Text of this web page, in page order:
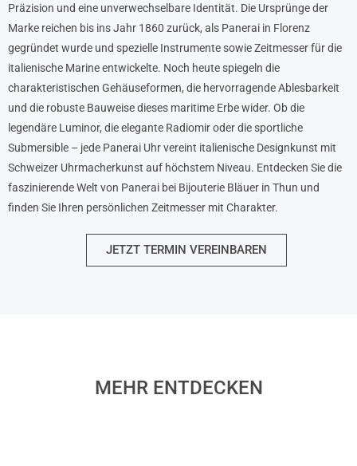
Präzision und eine unverwechselbare Identität. Die Ursprünge der
Marke reichen bis ins Jahr 1860 zurück, als Panerai in Florenz
gegründet wurde und spezielle Instrumente sowie Zeitmesser für die
italienische Marine entwickelte. Noch heute spiegeln die
charakteristischen Gehäuseformen, die hervorragende Ablesbarkeit
und die robuste Bauweise dieses maritime Erbe wider. Ob die
legendäre Luminor, die elegante Radiomir oder die sportliche
Submersible – jede Panerai Uhr vereint italienische Designkunst mit
Schweizer Uhrmacherkunst auf höchstem Niveau. Entdecken Sie die
faszinierende Welt von Panerai bei Bijouterie Bläuer in Thun und
finden Sie Ihren persönlichen Zeitmesser mit Charakter.
JETZT TERMIN VEREINBAREN
MEHR ENTDECKEN